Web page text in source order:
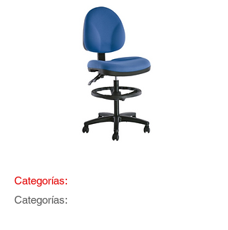
Categorías:
Categorías: